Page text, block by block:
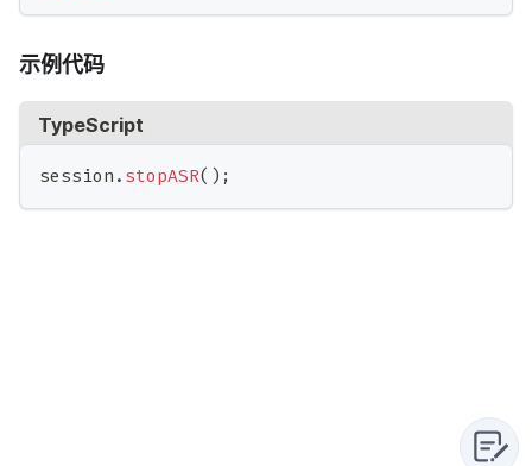
示例代码
TypeScript
session . stopASR( ) ;